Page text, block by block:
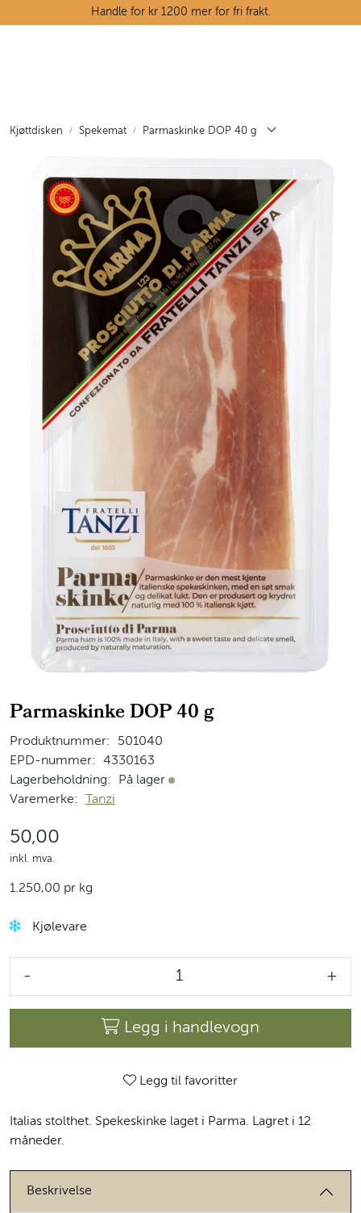
Skip to main contentHandle for kr 1200 mer for fri frakt.
Kjøttdisken Spekemat Parmaskinke DOP 40 g
Parmaskinke DOP 40 g
Produktnummer:
501040
EPD-nummer:
4330163
Lagerbeholdning:
På lager På lager
Varemerke: Tanzi
50,00
inkl. mva.
1.250,00 pr kg
Kjølevare
- +
Legg i handlevogn
Legg til favoritter
Italias stolthet. Spekeskinke laget i Parma. Lagret i 12
måneder.
Beskrivelse
Grøntavdelingen
Oppskrifter
Kunnskapshjørnet